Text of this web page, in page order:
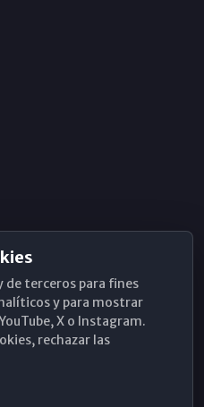
de terceros para fines
y para mostrar
X o Instagram.
rechazar las